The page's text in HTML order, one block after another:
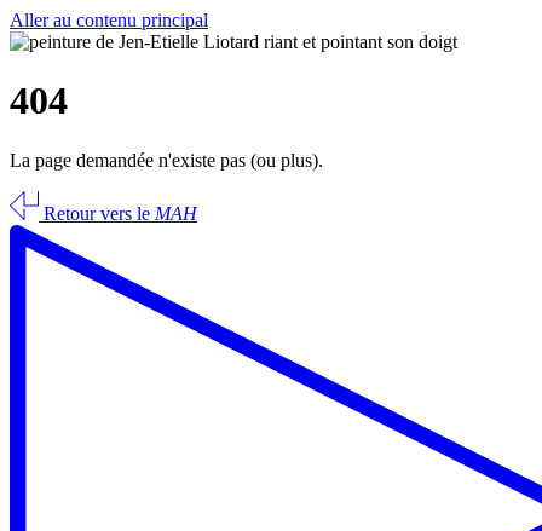
Aller au contenu principal
404
La page demandée n'existe pas (ou plus).
Retour vers le MAH